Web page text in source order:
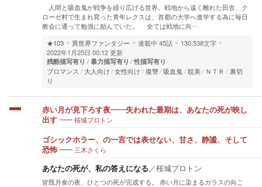
人間と吸血鬼が戦争を繰り広げる世界。戦地から遠く離れた田舎、ク
ローゼ村で生まれ育った青年レクスは、首都の大学へ進学する為に毎日
教会に通って勉強に励んでいた。 全ては戦地に向…
★103
異世界ファンタジー 連載中 45話
130,538文字
2022年1月25日 00:12 更新
残酷描写有り 暴力描写有り 性描写有り
ブロマンス 大人向け 女性向け 復讐 吸血鬼 耽美 ＮＴＲ
裏切
り
赤い月が見下ろす夜——失われた最期は、あなたの死が映し
出す
桜城プロトン
ゴシックホラー、の一言では表せない、甘さ、静謐、そして
恐怖
三木さくら
あなたの死が、私の答えになる／桜城プロトン
皆既月食の夜、ひとつの死が完成する。 赤い月に染まるガラスの向こ